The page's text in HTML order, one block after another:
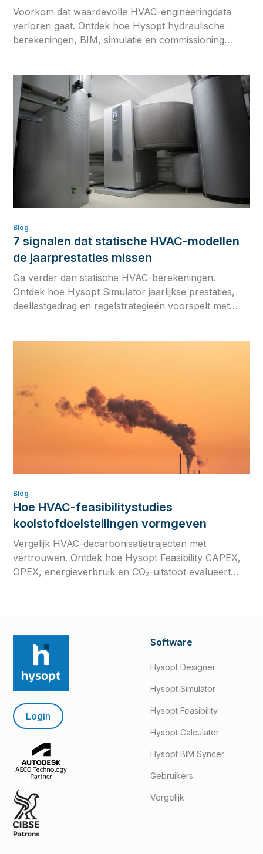
Voorkom dat waardevolle HVAC-engineeringdata
verloren gaat. Ontdek hoe Hysopt hydraulische
berekeningen, BIM, simulatie en commissioning
Blog
7 signalen dat statische HVAC-modellen
de jaarprestaties missen
Ga verder dan statische HVAC-berekeningen.
Ontdek hoe Hysopt Simulator jaarlijkse prestaties,
deellastgedrag en regelstrategieën voorspelt met
Blog
Hoe HVAC-feasibilitystudies
koolstofdoelstellingen vormgeven
Vergelijk HVAC-decarbonisatietrajecten met
vertrouwen. Ontdek hoe Hysopt Feasibility CAPEX,
OPEX, energieverbruik en CO₂-uitstoot evalueert
Login
Software
Hysopt Designer
Hysopt Simulator
Hysopt Feasibility
Hysopt Calculator
Hysopt BIM Syncer
Gebruikers
Vergelijk